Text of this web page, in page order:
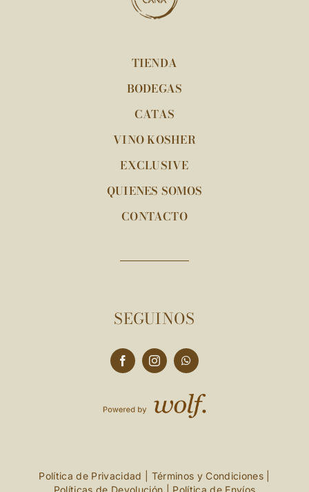
TIENDA
BODEGAS
CATAS
VINO KOSHER
EXCLUSIVE
QUIENES SOMOS
CONTACTO
SEGUINOS
Política de Privacidad Términos y Condiciones|